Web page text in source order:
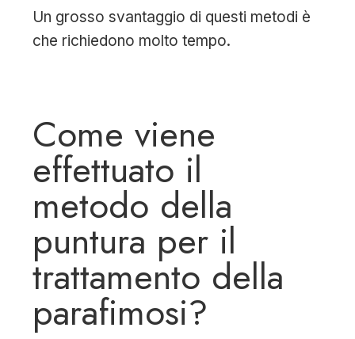
Un grosso svantaggio di questi metodi è
che richiedono molto tempo.
Come viene
effettuato il
metodo della
puntura per il
trattamento della
parafimosi?